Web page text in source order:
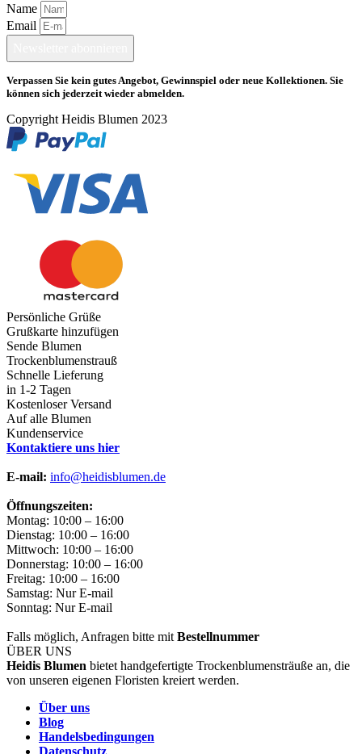
Name
Email
Verpassen Sie kein gutes Angebot, Gewinnspiel oder neue Kollektionen. Sie
können sich jederzeit wieder abmelden.
Copyright Heidis Blumen 2023
Persönliche Grüße
Grußkarte hinzufügen
Sende Blumen
Trockenblumenstrauß
Schnelle Lieferung
in 1-2 Tagen
Kostenloser Versand
Auf alle Blumen
Kundenservice
Kontaktiere uns hier
E-mail: info@heidisblumen.de
Öffnungszeiten:
Montag: 10:00 – 16:00
Dienstag: 10:00 – 16:00
Mittwoch: 10:00 – 16:00
Donnerstag: 10:00 – 16:00
Freitag: 10:00 – 16:00
Samstag: Nur E-mail
Sonntag: Nur E-mail
Falls möglich, Anfragen bitte mit Bestellnummer
ÜBER UNS
Heidis Blumen bietet handgefertigte Trockenblumensträuße an, die
von unseren eigenen Floristen kreiert werden.
Über uns
Blog
Handelsbedingungen
Datenschutz